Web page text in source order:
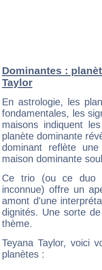
Dominantes :
Taylor
En astrologie, les
fondamentales, les
maisons indiquent
planète dominante
dominant reflète
maison dominante
Ce trio (ou ce duo
inconnue) offre un
amont d'une
dignités. Une sorte
thème.
Teyana Taylor, voici
planètes :